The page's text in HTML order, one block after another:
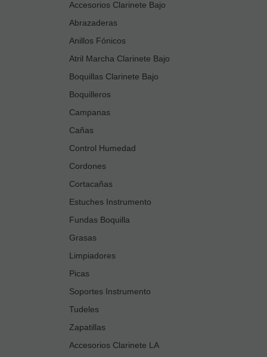
Accesorios Clarinete Bajo
Abrazaderas
Anillos Fónicos
Atril Marcha Clarinete Bajo
Boquillas Clarinete Bajo
Boquilleros
Campanas
Cañas
Control Humedad
Cordones
Cortacañas
Estuches Instrumento
Fundas Boquilla
Grasas
Limpiadores
Picas
Soportes Instrumento
Tudeles
Zapatillas
Accesorios Clarinete LA